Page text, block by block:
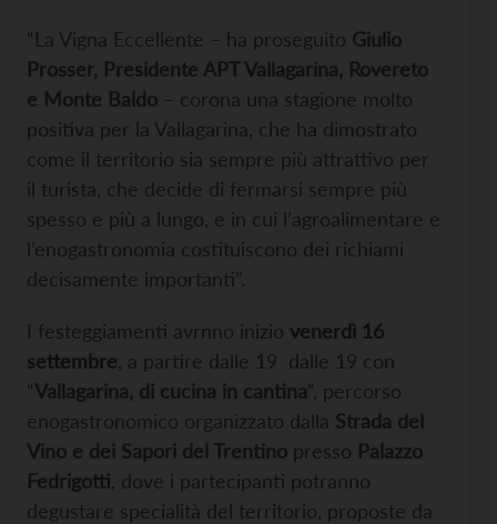
“La Vigna Eccellente – ha proseguito Giulio
Prosser, Presidente APT Vallagarina, Rovereto
e Monte Baldo – corona una stagione molto
positiva per la Vallagarina, che ha dimostrato
come il territorio sia sempre più attrattivo per
il turista, che decide di fermarsi sempre più
spesso e più a lungo, e in cui l’agroalimentare e
l’enogastronomia costituiscono dei richiami
decisamente importanti”.
I festeggiamenti avrnno inizio venerdì 16
settembre , a partire dalle 19 dalle 19 con
“Vallagarina, di cucina in cantina“, percorso
enogastronomico organizzato dalla Strada del
Vino e dei Sapori del Trentino presso Palazzo
Fedrigotti , dove i partecipanti potranno
degustare specialità del territorio, proposte da